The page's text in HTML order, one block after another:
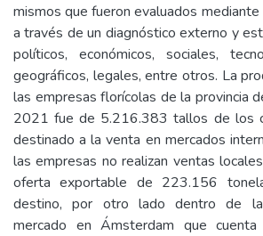
mismos que fueron evaluados
a través de un diagnóstico externo y
políticos, económicos, sociales,
geográficos, legales, entre otros. La
las empresas florícolas de la provincia
2021 fue de 5.216.383 tallos de los
destinado a la venta en mercados
las empresas no realizan ventas
oferta exportable de 223.156
destino, por otro lado dentro de la
mercado en Ámsterdam que